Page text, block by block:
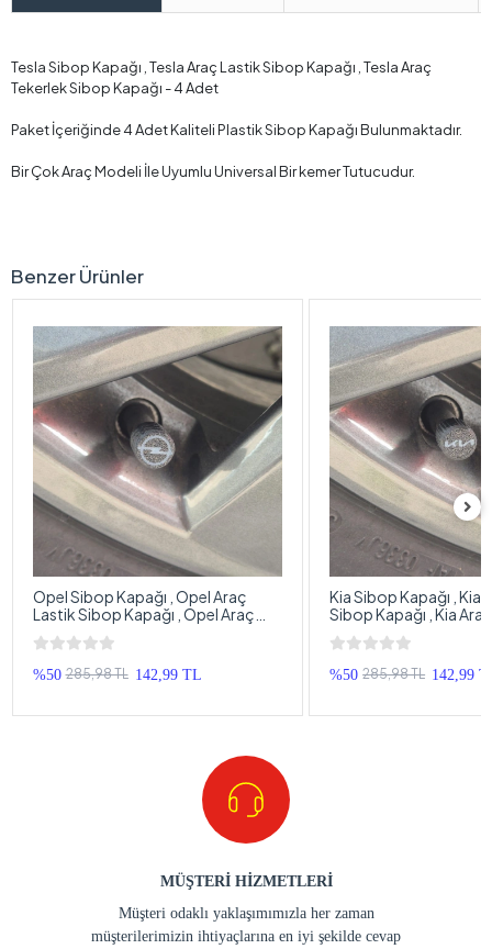
Tesla Sibop Kapağı , Tesla Araç Lastik Sibop Kapağı , Tesla Araç
Tekerlek Sibop Kapağı - 4 Adet
Paket İçeriğinde 4 Adet Kaliteli Plastik Sibop Kapağı Bulunmaktadır.
Bir Çok Araç Modeli İle Uyumlu Universal Bir kemer Tutucudur.
Benzer Ürünler
Opel Sibop Kapağı , Opel Araç
Lastik Sibop Kapağı , Opel Araç
Tekerlek Sibop Kapağı - 4 Adet
%50 285,98 TL 142,99 TL
Kia Sibop Kapağı , Kia
Sibop Kapağı , Kia
Sibop Kapağı - 4 Adet
%50 285,98 TL 142,99
MÜŞTERİ HİZMETLERİ
Müşteri odaklı yaklaşımımızla her zaman
müşterilerimizin ihtiyaçlarına en iyi şekilde cevap